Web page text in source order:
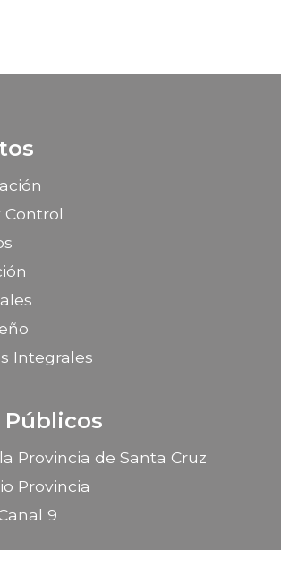
Control
Integrales
Públicos
Provincia de Santa Cruz
Provincia
9